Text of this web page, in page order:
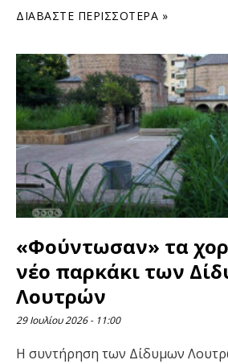
ΔΙΑΒΆΣΤΕ ΠΕΡΙΣΣΌΤΕΡΑ »
«Φούντωσαν» τα
νέο παρκάκι των
Λουτρών
29 Ιουλίου 2026 11:00
Η συντήρηση των Δίδυμων